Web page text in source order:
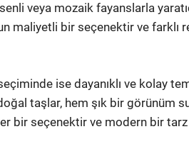
veya mozaik fayanslarla
maliyetli bir seçenektir ve farklı
ise dayanıklı ve kolay
taşlar, hem şık bir görünüm
bir seçenektir ve modern bir tarz